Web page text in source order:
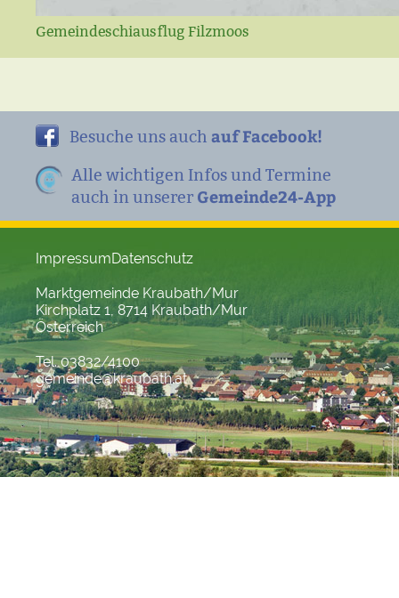
Gemeindeschiausflug Filzmoos
Besuche uns auch auf Facebook!
Alle wichtigen Infos und Termine
auch in unserer Gemeinde24-App
ImpressumDatenschutz
Marktgemeinde Kraubath/Mur
Kirchplatz 1, 8714 Kraubath/Mur
Österreich
Tel. 03832/4100
gemeinde@kraubath.at